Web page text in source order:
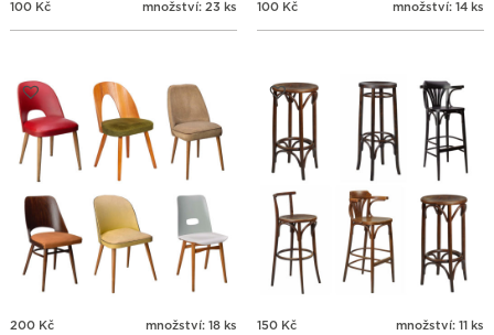
100 Kč množství: 23 ks 100 Kč množství: 14 ks
200 Kč množství: 18 ks 150 Kč množství: 11 ks